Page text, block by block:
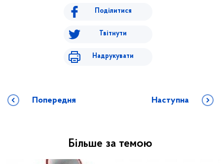
Поділитися
Твітнути
Надрукувати
Попередня Наступна
Більше за темою